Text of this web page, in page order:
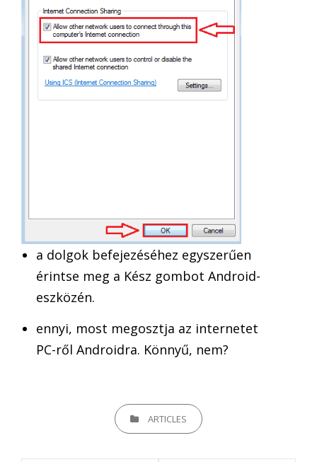
a dolgok befejezéséhez egyszerűen
érintse meg a Kész gombot Android-
eszközén.
ennyi, most megosztja az internetet
PC-ről Androidra. Könnyű, nem?
CATEGORIESARTICLES